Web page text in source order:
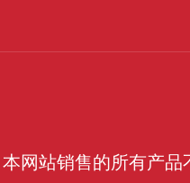
本网站销售的所有产